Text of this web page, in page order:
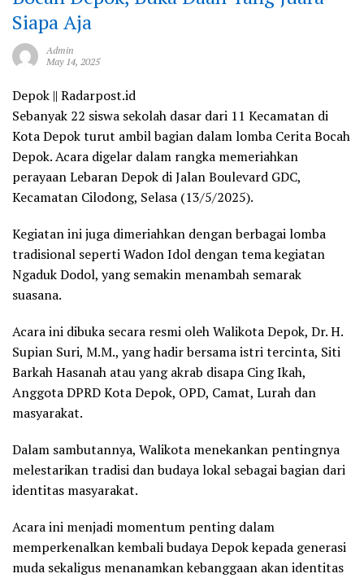
Siapa Aja
Admin
May 14, 2025
Depok || Radarpost.id
Sebanyak 22 siswa sekolah dasar dari 11 Kecamatan di
Kota Depok turut ambil bagian dalam lomba Cerita Bocah
Depok. Acara digelar dalam rangka memeriahkan
perayaan Lebaran Depok di Jalan Boulevard GDC,
Kecamatan Cilodong, Selasa (13/5/2025).
Kegiatan ini juga dimeriahkan dengan berbagai lomba
tradisional seperti Wadon Idol dengan tema kegiatan
Ngaduk Dodol, yang semakin menambah semarak
suasana.
Acara ini dibuka secara resmi oleh Walikota Depok, Dr. H.
Supian Suri, M.M., yang hadir bersama istri tercinta, Siti
Barkah Hasanah atau yang akrab disapa Cing Ikah,
Anggota DPRD Kota Depok, OPD, Camat, Lurah dan
masyarakat.
Dalam sambutannya, Walikota menekankan pentingnya
melestarikan tradisi dan budaya lokal sebagai bagian dari
identitas masyarakat.
Acara ini menjadi momentum penting dalam
memperkenalkan kembali budaya Depok kepada generasi
muda sekaligus menanamkan kebanggaan akan identitas